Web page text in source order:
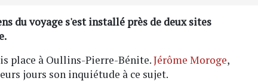
du voyage s'est installé près de deux sites
place à Oullins-Pierre-Bénite.Jérôme Moroge,
jours son inquiétude à ce sujet.